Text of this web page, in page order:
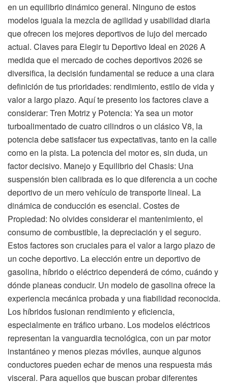
en un equilibrio dinámico general. Ninguno de estos
modelos iguala la mezcla de agilidad y usabilidad diaria
que ofrecen los mejores deportivos de lujo del mercado
actual. Claves para Elegir tu Deportivo Ideal en 2026 A
medida que el mercado de coches deportivos 2026 se
diversifica, la decisión fundamental se reduce a una clara
definición de tus prioridades: rendimiento, estilo de vida y
valor a largo plazo. Aquí te presento los factores clave a
considerar: Tren Motriz y Potencia: Ya sea un motor
turboalimentado de cuatro cilindros o un clásico V8, la
potencia debe satisfacer tus expectativas, tanto en la calle
como en la pista. La potencia del motor es, sin duda, un
factor decisivo. Manejo y Equilibrio del Chasis: Una
suspensión bien calibrada es lo que diferencia a un coche
deportivo de un mero vehículo de transporte lineal. La
dinámica de conducción es esencial. Costes de
Propiedad: No olvides considerar el mantenimiento, el
consumo de combustible, la depreciación y el seguro.
Estos factores son cruciales para el valor a largo plazo de
un coche deportivo. La elección entre un deportivo de
gasolina, híbrido o eléctrico dependerá de cómo, cuándo y
dónde planeas conducir. Un modelo de gasolina ofrece la
experiencia mecánica probada y una fiabilidad reconocida.
Los híbridos fusionan rendimiento y eficiencia,
especialmente en tráfico urbano. Los modelos eléctricos
representan la vanguardia tecnológica, con un par motor
instantáneo y menos piezas móviles, aunque algunos
conductores pueden echar de menos una respuesta más
visceral. Para aquellos que buscan probar diferentes